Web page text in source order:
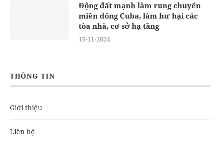
Động đất mạnh làm rung chuyển
miền đông Cuba, làm hư hại các
tòa nhà, cơ sở hạ tầng
15-11-2024
THÔNG TIN
Giới thiệu
Liên hệ